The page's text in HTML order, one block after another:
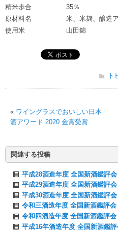
精米歩合
35％
原材料名
米、米麹、醸造
使用米
山田錦
ト
« ワイングラスでおいしい日本
酒アワード 2020 金賞受賞
関連する投稿
平成28酒造年度 全国新酒鑑評会
平成29酒造年度 全国新酒鑑評会
平成30酒造年度 全国新酒鑑評会
令和三酒造年度 全国新酒鑑評会
令和四酒造年度 全国新酒鑑評会
平成16年酒造年度 全国新酒鑑評